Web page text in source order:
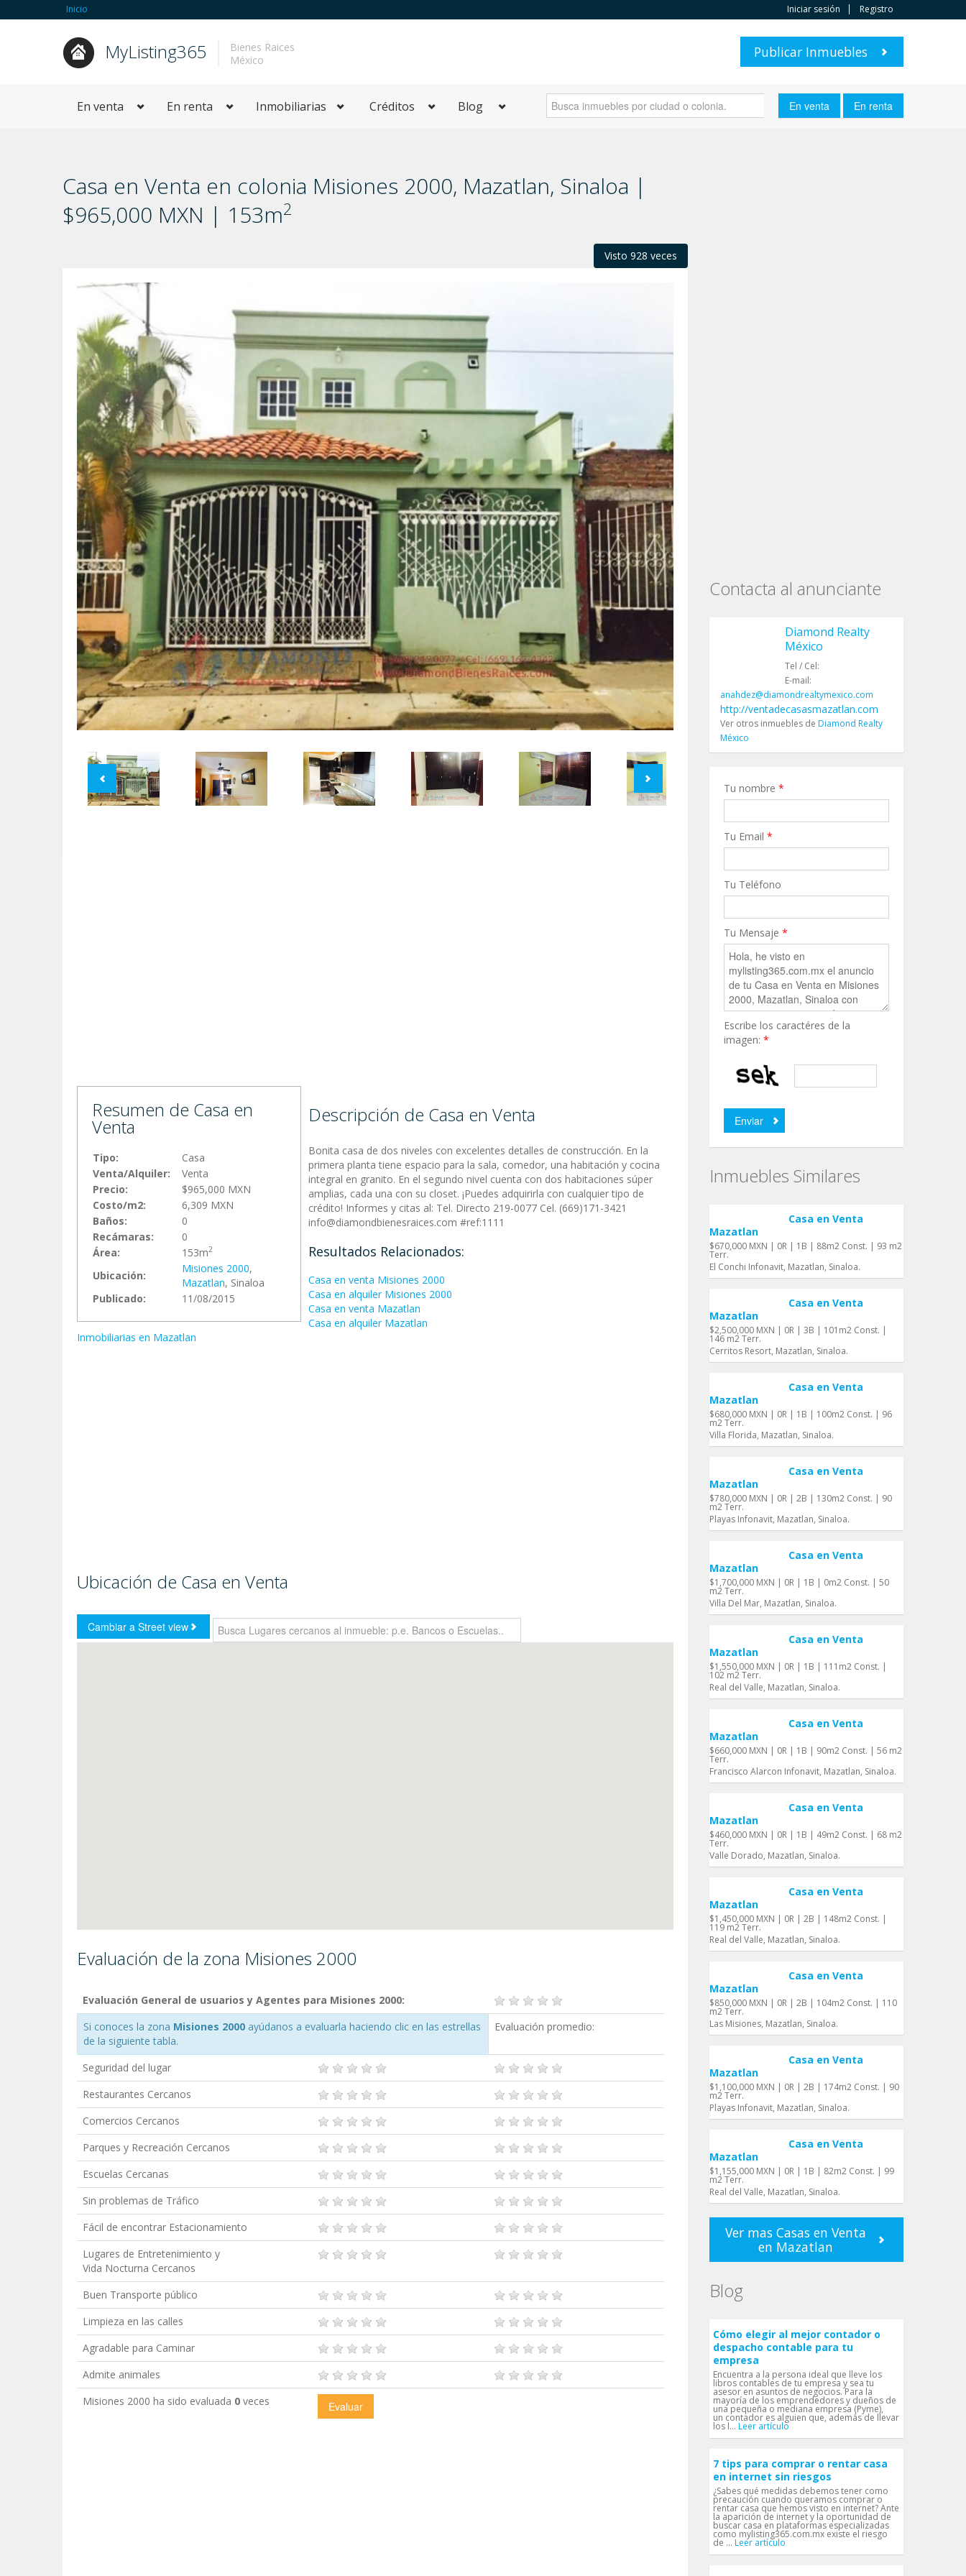
Inicio Iniciar sesión Registro
MyListing365
Bienes Raices
México
Publicar Inmuebles
En venta En renta Inmobiliarias Créditos Blog
Casa en Venta en colonia Misiones 2000, Mazatlan, Sinaloa |
$965,000 MXN | 153m2
Visto 928 veces
Resumen de Casa en
Venta
Tipo:
Casa
Venta/Alquiler:
Venta
Precio:
$965,000 MXN
Costo/m2:
6,309 MXN
Baños:
0
Recámaras:
0
Área:
153m2
Ubicación:
Misiones 2000,
Mazatlan, Sinaloa
Publicado:
11/08/2015
Descripción de Casa en Venta
Bonita casa de dos niveles con excelentes detalles de construcción. En la
primera planta tiene espacio para la sala, comedor, una habitación y cocina
integral en granito. En el segundo nivel cuenta con dos habitaciones súper
amplias, cada una con su closet. ¡Puedes adquirirla con cualquier tipo de
crédito! Informes y citas al: Tel. Directo 219-0077 Cel. (669)171-3421
info@diamondbienesraices.com #ref:1111
Resultados Relacionados:
Casa en venta Misiones 2000
Casa en alquiler Misiones 2000
Casa en venta Mazatlan
Casa en alquiler Mazatlan
Inmobiliarias en Mazatlan
Ubicación de Casa en Venta
Evaluación de la zona Misiones 2000
Evaluación General de usuarios y Agentes para Misiones 2000:
Si conoces la zona Misiones 2000 ayúdanos a evaluarla haciendo clic en las estrellas
de la siguiente tabla.
Evaluación promedio:
Seguridad del lugar
Restaurantes Cercanos
Comercios Cercanos
Parques y Recreación Cercanos
Escuelas Cercanas
Sin problemas de Tráfico
Fácil de encontrar Estacionamiento
Lugares de Entretenimiento y
Vida Nocturna Cercanos
Buen Transporte público
Limpieza en las calles
Agradable para Caminar
Admite animales
Misiones 2000 ha sido evaluada 0 veces
Contacta al anunciante
Diamond Realty
México
Tel / Cel:
E-mail:
anahdez@diamondrealtymexico.com
http://ventadecasasmazatlan.com
Ver otros inmuebles de Diamond Realty
México
Tu nombre *
Tu Email *
Tu Teléfono
Tu Mensaje *
Escribe los caractéres de la
imagen: *
Inmuebles Similares
Casa en Venta
Mazatlan
$670,000 MXN | 0R | 1B | 88m2 Const. | 93 m2
Terr.
El Conchi Infonavit, Mazatlan, Sinaloa.
Casa en Venta
Mazatlan
$2,500,000 MXN | 0R | 3B | 101m2 Const. |
146 m2 Terr.
Cerritos Resort, Mazatlan, Sinaloa.
Casa en Venta
Mazatlan
$680,000 MXN | 0R | 1B | 100m2 Const. | 96
m2 Terr.
Villa Florida, Mazatlan, Sinaloa.
Casa en Venta
Mazatlan
$780,000 MXN | 0R | 2B | 130m2 Const. | 90
m2 Terr.
Playas Infonavit, Mazatlan, Sinaloa.
Casa en Venta
Mazatlan
$1,700,000 MXN | 0R | 1B | 0m2 Const. | 50
m2 Terr.
Villa Del Mar, Mazatlan, Sinaloa.
Casa en Venta
Mazatlan
$1,550,000 MXN | 0R | 1B | 111m2 Const. |
102 m2 Terr.
Real del Valle, Mazatlan, Sinaloa.
Casa en Venta
Mazatlan
$660,000 MXN | 0R | 1B | 90m2 Const. | 56 m2
Terr.
Francisco Alarcon Infonavit, Mazatlan, Sinaloa.
Casa en Venta
Mazatlan
$460,000 MXN | 0R | 1B | 49m2 Const. | 68 m2
Terr.
Valle Dorado, Mazatlan, Sinaloa.
Casa en Venta
Mazatlan
$1,450,000 MXN | 0R | 2B | 148m2 Const. |
119 m2 Terr.
Real del Valle, Mazatlan, Sinaloa.
Casa en Venta
Mazatlan
$850,000 MXN | 0R | 2B | 104m2 Const. | 110
m2 Terr.
Las Misiones, Mazatlan, Sinaloa.
Casa en Venta
Mazatlan
$1,100,000 MXN | 0R | 2B | 174m2 Const. | 90
m2 Terr.
Playas Infonavit, Mazatlan, Sinaloa.
Casa en Venta
Mazatlan
$1,155,000 MXN | 0R | 1B | 82m2 Const. | 99
m2 Terr.
Real del Valle, Mazatlan, Sinaloa.
Ver mas Casas en Venta
en Mazatlan
Blog
Cómo elegir al mejor contador o
despacho contable para tu
empresa
Encuentra a la persona ideal que lleve los
libros contables de tu empresa y sea tu
asesor en asuntos de negocios. Para la
mayoría de los emprendedores y dueños de
una pequeña o mediana empresa (Pyme),
un contador es alguien que, además de llevar
los l... Leer artículo
7 tips para comprar o rentar casa
en internet sin riesgos
¿Sabes qué medidas debemos tener como
precaución cuando queramos comprar o
rentar casa que hemos visto en internet? Ante
la aparición de internet y la oportunidad de
buscar casa en plataformas especializadas
como mylisting365.com.mx existe el riesgo
de ... Leer artículo